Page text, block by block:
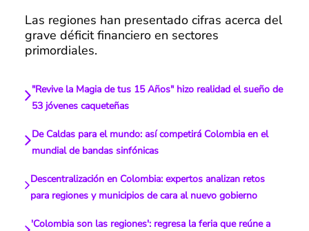
Las regiones han presentado cifras acerca del
grave déficit financiero en sectores
primordiales.
"Revive la Magia de tus 15 Años" hizo realidad el sueño de
53 jóvenes caqueteñas
De Caldas para el mundo: así competirá Colombia en el
mundial de bandas sinfónicas
Descentralización en Colombia: expertos analizan retos
para regiones y municipios de cara al nuevo gobierno
'Colombia son las regiones': regresa la feria que reúne a